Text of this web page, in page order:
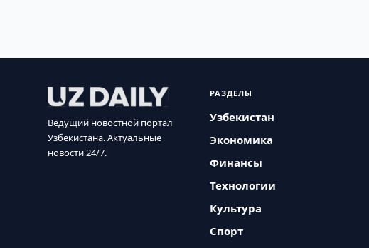
Ведущий новостной портал
Узбекистана. Актуальные
новости 24/7.
РАЗДЕЛЫ
Узбекистан
Экономика
Финансы
Технологии
Культура
Спорт